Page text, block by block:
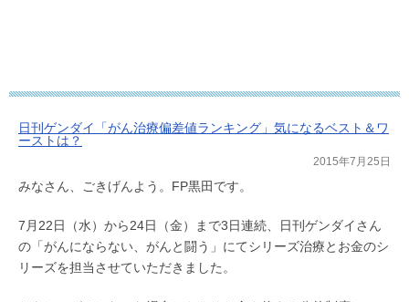
日刊ゲンダイ「がん治療偏差値ランキング」気になるベスト＆ワ
ーストは？
2015年7月25日
みなさん、ごきげんよう。FP黒田です。
7月22日（水）から24日（金）まで3日連続、日刊ゲンダイさん
の「がんにならない、がんと闘う」にてシリーズ治療とお金のシ
リーズを担当させていただきました。